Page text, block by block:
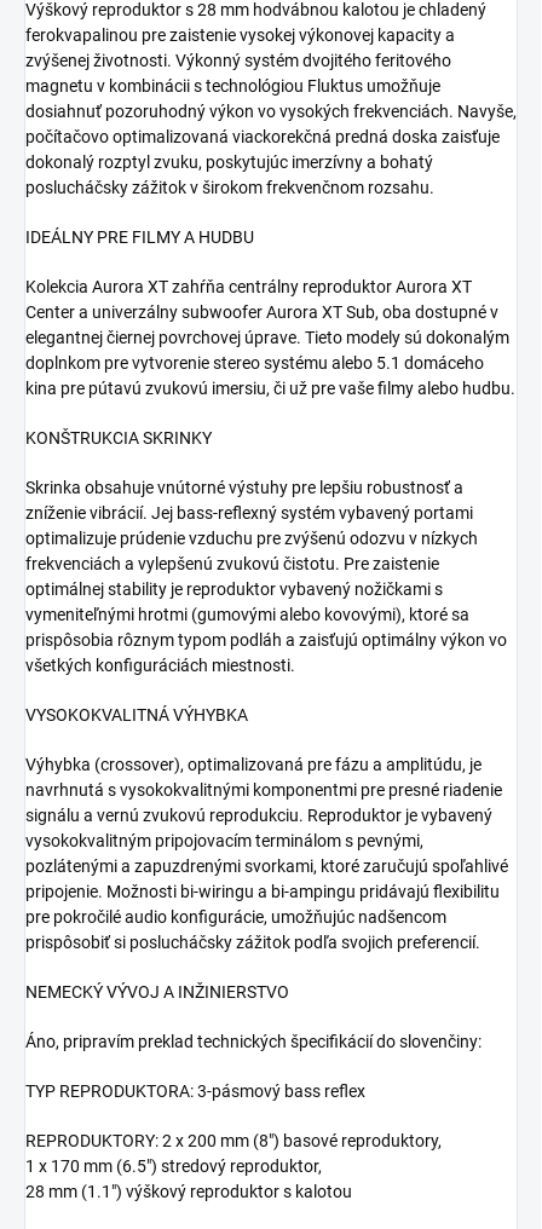
Výškový reproduktor s 28 mm hodvábnou kalotou je chladený
ferokvapalinou pre zaistenie vysokej výkonovej kapacity a
zvýšenej životnosti. Výkonný systém dvojitého feritového
magnetu v kombinácii s technológiou Fluktus umožňuje
dosiahnuť pozoruhodný výkon vo vysokých frekvenciách. Navyše,
počítačovo optimalizovaná viackorekčná predná doska zaisťuje
dokonalý rozptyl zvuku, poskytujúc imerzívny a bohatý
poslucháčsky zážitok v širokom frekvenčnom rozsahu.
IDEÁLNY PRE FILMY A HUDBU
Kolekcia Aurora XT zahŕňa centrálny reproduktor Aurora XT
Center a univerzálny subwoofer Aurora XT Sub, oba dostupné v
elegantnej čiernej povrchovej úprave. Tieto modely sú dokonalým
doplnkom pre vytvorenie stereo systému alebo 5.1 domáceho
kina pre pútavú zvukovú imersiu, či už pre vaše filmy alebo hudbu.
KONŠTRUKCIA SKRINKY
Skrinka obsahuje vnútorné výstuhy pre lepšiu robustnosť a
zníženie vibrácií. Jej bass-reflexný systém vybavený portami
optimalizuje prúdenie vzduchu pre zvýšenú odozvu v nízkych
frekvenciách a vylepšenú zvukovú čistotu. Pre zaistenie
optimálnej stability je reproduktor vybavený nožičkami s
vymeniteľnými hrotmi (gumovými alebo kovovými), ktoré sa
prispôsobia rôznym typom podláh a zaisťujú optimálny výkon vo
všetkých konfiguráciách miestnosti.
VYSOKOKVALITNÁ VÝHYBKA
Výhybka (crossover), optimalizovaná pre fázu a amplitúdu, je
navrhnutá s vysokokvalitnými komponentmi pre presné riadenie
signálu a vernú zvukovú reprodukciu. Reproduktor je vybavený
vysokokvalitným pripojovacím terminálom s pevnými,
pozlátenými a zapuzdrenými svorkami, ktoré zaručujú spoľahlivé
pripojenie. Možnosti bi-wiringu a bi-ampingu pridávajú flexibilitu
pre pokročilé audio konfigurácie, umožňujúc nadšencom
prispôsobiť si poslucháčsky zážitok podľa svojich preferencií.
NEMECKÝ VÝVOJ A INŽINIERSTVO
Áno, pripravím preklad technických špecifikácií do slovenčiny:
TYP REPRODUKTORA: 3-pásmový bass reflex
REPRODUKTORY: 2 x 200 mm (8") basové reproduktory,
1 x 170 mm (6.5") stredový reproduktor,
28 mm (1.1") výškový reproduktor s kalotou